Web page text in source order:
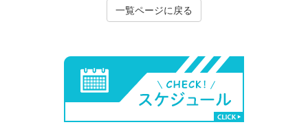
一覧ページに戻る